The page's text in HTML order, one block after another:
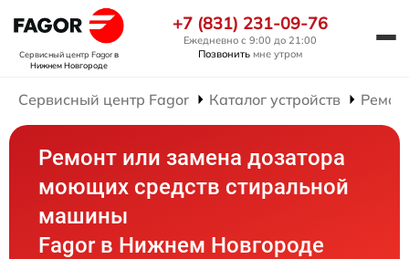
Сервисный центр Fagorв
Нижнем Новгороде
+7 (831) 231-09-76
Ежедневно с 9:00 до 21:00
Позвонить мне утром
Сервисный центр Fagor Каталог устройств
Ремонт или замена дозатора
моющих средств стиральной
машины
Fagor в Нижнем Новгороде